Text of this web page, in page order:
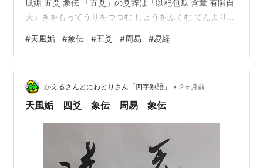
風姤 五爻 象伝 「五爻」の爻辞は「以杞包瓜 含章 有隕自
天」きをもってうりをつつむ しょうをふくむ てんよりお
自天 志不舍命也」しょういわく きゅうごのしょうをふく
めばてんよりおつることあり。 「天風姤 五爻」は比して
も応じてもいません。しかし「五爻」ですから「尊位」
であり、「中」を得ています。さらに「陽位に陽」で位
は正しいです。 だとどうなるの？ 自分の徳、美点を隠
#天風姤 #象伝 #五爻 #周易 #易経
かえるさんとにわとりさん「四字熟語」 • 2ヶ月前
天風姤 四爻 象伝 周易 象伝